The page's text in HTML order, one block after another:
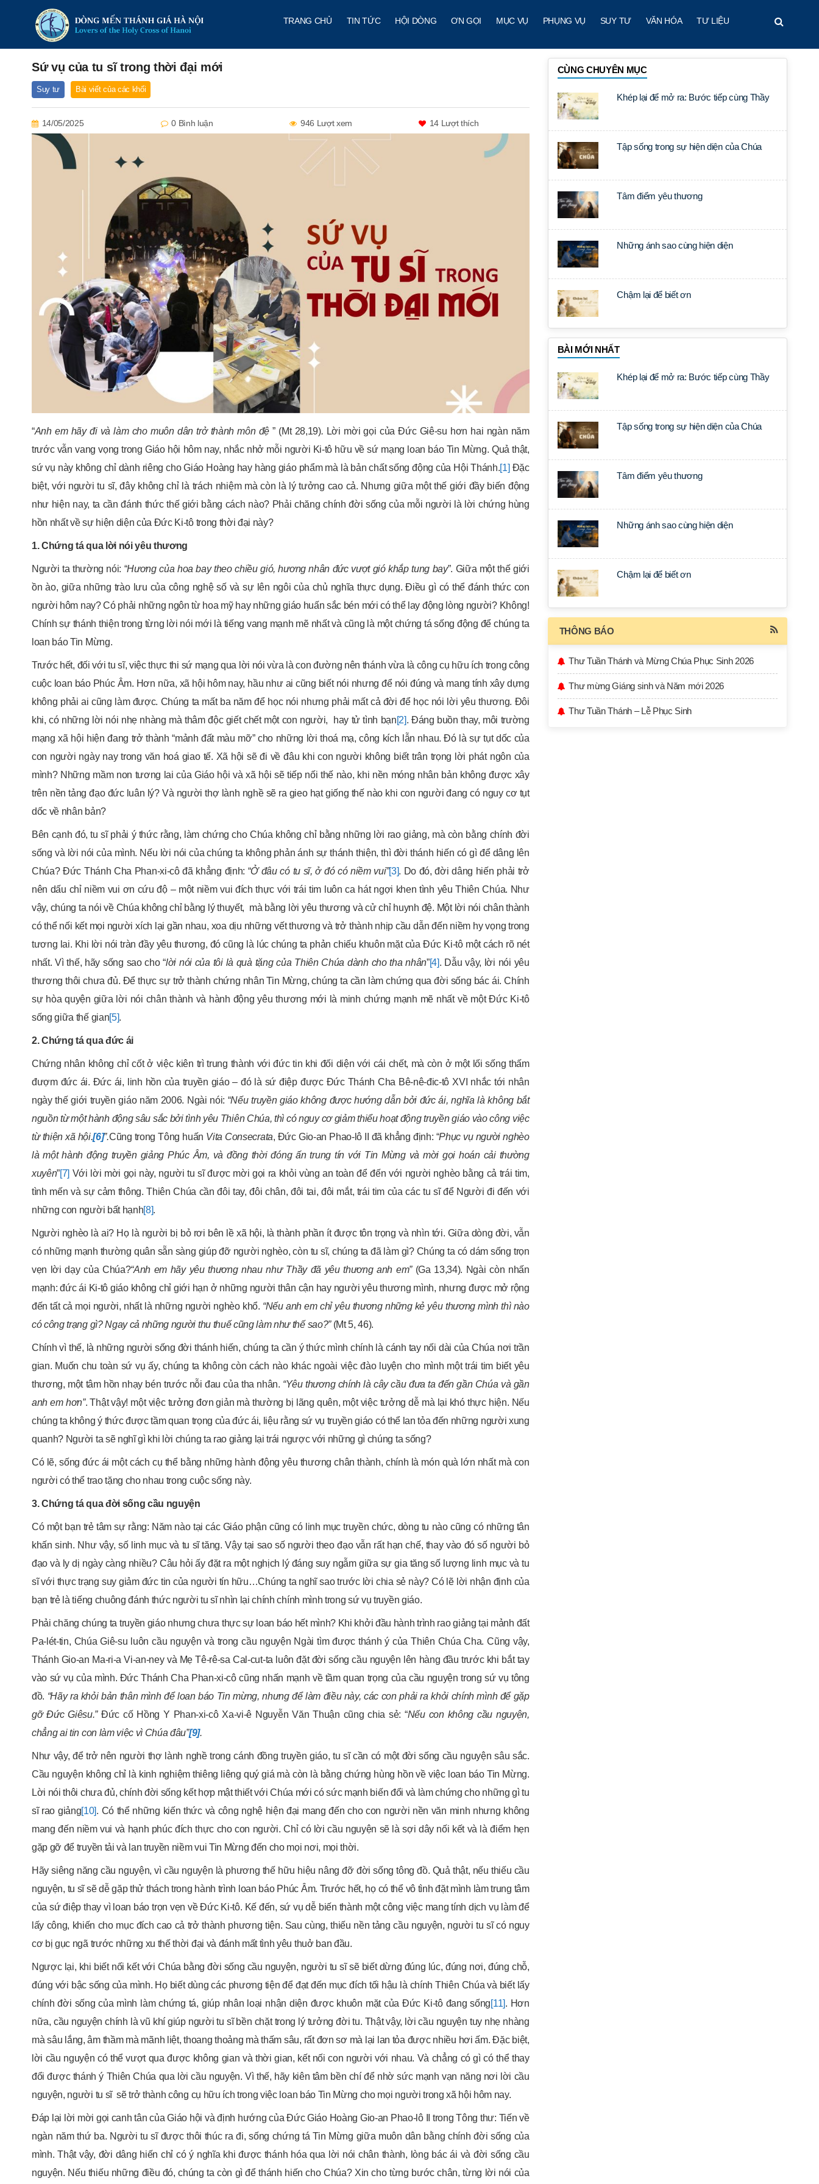
TRANG CHỦ TIN TỨC HỘI DÒNG ƠN GỌI MỤC VỤ PHỤNG VỤ SUY TƯ VĂN HÓA TƯ LIỆU
Sứ vụ của tu sĩ trong thời đại mới
Suy tư Bài viết của các khối
14/05/2025 0 Bình luận 946 Lượt xem 14 Lượt thích
“Anh em hãy đi và làm cho muôn dân trở thành môn đệ” (Mt 28,19). Lời mời gọi của Đức Giê-su hơn hai ngàn năm
trước vẫn vang vọng trong Giáo hội hôm nay, nhắc nhở mỗi người Ki-tô hữu về sứ mạng loan báo Tin Mừng. Quả thật,
sứ vụ này không chỉ dành riêng cho Giáo Hoàng hay hàng giáo phẩm mà là bản chất sống động của Hội Thánh.[1] Đặc
biệt, với người tu sĩ, đây không chỉ là trách nhiệm mà còn là lý tưởng cao cả. Nhưng giữa một thế giới đầy biến động
như hiện nay, ta cần đánh thức thế giới bằng cách nào? Phải chăng chính đời sống của mỗi người là lời chứng hùng
hồn nhất về sự hiện diện của Đức Ki-tô trong thời đại này?
1. Chứng tá qua lời nói yêu thương
Người ta thường nói: “Hương của hoa bay theo chiều gió, hương nhân đức vượt gió khắp tung bay”. Giữa một thế giới
ồn ào, giữa những trào lưu của công nghệ số và sự lên ngôi của chủ nghĩa thực dụng. Điều gì có thể đánh thức con
người hôm nay? Có phải những ngôn từ hoa mỹ hay những giáo huấn sắc bén mới có thể lay động lòng người? Không!
Chính sự thánh thiện trong từng lời nói mới là tiếng vang mạnh mẽ nhất và cũng là một chứng tá sống động để chúng ta
loan báo Tin Mừng.
Trước hết, đối với tu sĩ, việc thực thi sứ mạng qua lời nói vừa là con đường nên thánh vừa là công cụ hữu ích trong công
cuộc loan báo Phúc Âm. Hơn nữa, xã hội hôm nay, hầu như ai cũng biết nói nhưng để nói đúng và mang tính xây dựng
không phải ai cũng làm được. Chúng ta mất ba năm để học nói nhưng phải mất cả đời để học nói lời yêu thương. Đôi
khi, có những lời nói nhẹ nhàng mà thâm độc giết chết một con người, hay tử tình bạn[2]. Đáng buồn thay, môi trường
mạng xã hội hiện đang trở thành “mảnh đất màu mỡ” cho những lời thoá mạ, công kích lẫn nhau. Đó là sự tụt dốc của
con người ngày nay trong văn hoá giao tế. Xã hội sẽ đi về đâu khi con người không biết trân trọng lời phát ngôn của
mình? Những mầm non tương lai của Giáo hội và xã hội sẽ tiếp nối thế nào, khi nền móng nhân bản không được xây
trên nền tảng đạo đức luân lý? Và người thợ lành nghề sẽ ra gieo hạt giống thế nào khi con người đang có nguy cơ tụt
dốc về nhân bản?
Bên cạnh đó, tu sĩ phải ý thức rằng, làm chứng cho Chúa không chỉ bằng những lời rao giảng, mà còn bằng chính đời
sống và lời nói của mình. Nếu lời nói của chúng ta không phản ánh sự thánh thiện, thì đời thánh hiến có gì để dâng lên
Chúa? Đức Thánh Cha Phan-xi-cô đã khẳng định: “Ở đâu có tu sĩ, ở đó có niềm vui”[3]. Do đó, đời dâng hiến phải trở
nên dấu chỉ niềm vui ơn cứu độ – một niềm vui đích thực với trái tim luôn ca hát ngợi khen tình yêu Thiên Chúa. Như
vậy, chúng ta nói về Chúa không chỉ bằng lý thuyết, mà bằng lời yêu thương và cử chỉ huynh đệ. Một lời nói chân thành
có thể nối kết mọi người xích lại gần nhau, xoa dịu những vết thương và trở thành nhịp cầu dẫn đến niềm hy vọng trong
tương lai. Khi lời nói tràn đầy yêu thương, đó cũng là lúc chúng ta phản chiếu khuôn mặt của Đức Ki-tô một cách rõ nét
nhất. Vì thế, hãy sống sao cho “lời nói của tôi là quà tặng của Thiên Chúa dành cho tha nhân”[4]. Dẫu vậy, lời nói yêu
thương thôi chưa đủ. Để thực sự trở thành chứng nhân Tin Mừng, chúng ta cần làm chứng qua đời sống bác ái. Chính
sự hòa quyện giữa lời nói chân thành và hành động yêu thương mới là minh chứng mạnh mẽ nhất về một Đức Ki-tô
sống giữa thế gian[5].
2. Chứng tá qua đức ái
Chứng nhân không chỉ cốt ở việc kiên trì trung thành với đức tin khi đối diện với cái chết, mà còn ở một lối sống thấm
đượm đức ái. Đức ái, linh hồn của truyền giáo – đó là sứ điệp được Đức Thánh Cha Bê-nê-đic-tô XVI nhắc tới nhân
ngày thế giới truyền giáo năm 2006. Ngài nói: “Nếu truyền giáo không được hướng dẫn bởi đức ái, nghĩa là không bắt
nguồn từ một hành động sâu sắc bởi tình yêu Thiên Chúa, thì có nguy cơ giảm thiểu hoạt động truyền giáo vào công việc
từ thiện xã hội.[6]”.Cũng trong Tông huấn Vita Consecrata, Đức Gio-an Phao-lô II đã khẳng định: “Phục vụ người nghèo
là một hành động truyền giảng Phúc Âm, và đồng thời đóng ấn trung tín với Tin Mừng và mời gọi hoán cải thường
xuyên”[7] Với lời mời gọi này, người tu sĩ được mời gọi ra khỏi vùng an toàn để đến với người nghèo bằng cả trái tim,
tình mến và sự cảm thông. Thiên Chúa cần đôi tay, đôi chân, đôi tai, đôi mắt, trái tim của các tu sĩ để Người đi đến với
những con người bất hạnh[8].
Người nghèo là ai? Họ là người bị bỏ rơi bên lề xã hội, là thành phần ít được tôn trọng và nhìn tới. Giữa dòng đời, vẫn
có những mạnh thường quân sẵn sàng giúp đỡ người nghèo, còn tu sĩ, chúng ta đã làm gì? Chúng ta có dám sống trọn
vẹn lời dạy của Chúa?“Anh em hãy yêu thương nhau như Thầy đã yêu thương anh em” (Ga 13,34). Ngài còn nhấn
mạnh: đức ái Ki-tô giáo không chỉ giới hạn ở những người thân cận hay người yêu thương mình, nhưng được mở rộng
đến tất cả mọi người, nhất là những người nghèo khổ. “Nếu anh em chỉ yêu thương những kẻ yêu thương mình thì nào
có công trạng gì? Ngay cả những người thu thuế cũng làm như thế sao?”(Mt 5, 46).
Chính vì thế, là những người sống đời thánh hiến, chúng ta cần ý thức mình chính là cánh tay nối dài của Chúa nơi trần
gian. Muốn chu toàn sứ vụ ấy, chúng ta không còn cách nào khác ngoài việc đào luyện cho mình một trái tim biết yêu
thương, một tâm hồn nhạy bén trước nỗi đau của tha nhân. “Yêu thương chính là cây cầu đưa ta đến gần Chúa và gần
anh em hơn”. Thật vậy! một việc tưởng đơn giản mà thường bị lãng quên, một việc tưởng dễ mà lại khó thực hiện. Nếu
chúng ta không ý thức được tầm quan trọng của đức ái, liệu rằng sứ vụ truyền giáo có thể lan tỏa đến những người xung
quanh? Người ta sẽ nghĩ gì khi lời chúng ta rao giảng lại trái ngược với những gì chúng ta sống?
Có lẽ, sống đức ái một cách cụ thể bằng những hành động yêu thương chân thành, chính là món quà lớn nhất mà con
người có thể trao tặng cho nhau trong cuộc sống này.
3. Chứng tá qua đời sống cầu nguyện
Có một bạn trẻ tâm sự rằng: Năm nào tại các Giáo phận cũng có linh mục truyền chức, dòng tu nào cũng có những tân
khấn sinh. Như vậy, số linh mục và tu sĩ tăng. Vậy tại sao số người theo đạo vẫn rất hạn chế, thay vào đó số người bỏ
đạo và ly dị ngày càng nhiều? Câu hỏi ấy đặt ra một nghịch lý đáng suy ngẫm giữa sự gia tăng số lượng linh mục và tu
sĩ với thực trạng suy giảm đức tin của người tín hữu…Chúng ta nghĩ sao trước lời chia sẻ này? Có lẽ lời nhận định của
bạn trẻ là tiếng chuông đánh thức người tu sĩ nhìn lại chính chính mình trong sứ vụ truyền giáo.
Phải chăng chúng ta truyền giáo nhưng chưa thực sự loan báo hết mình? Khi khởi đầu hành trình rao giảng tại mảnh đất
Pa-lét-tin, Chúa Giê-su luôn cầu nguyện và trong cầu nguyện Ngài tìm được thánh ý của Thiên Chúa Cha. Cũng vậy,
Thánh Gio-an Ma-ri-a Vi-an-ney và Mẹ Tê-rê-sa Cal-cut-ta luôn đặt đời sống cầu nguyện lên hàng đầu trước khi bắt tay
vào sứ vụ của mình. Đức Thánh Cha Phan-xi-cô cũng nhấn mạnh về tầm quan trọng của cầu nguyện trong sứ vụ tông
đồ. “Hãy ra khỏi bản thân mình để loan báo Tin mừng, nhưng để làm điều này, các con phải ra khỏi chính mình để gặp
gỡ Đức Giêsu.”Đức cố Hồng Y Phan-xi-cô Xa-vi-ê Nguyễn Văn Thuận cũng chia sẻ: “Nếu con không cầu nguyện,
chẳng ai tin con làm việc vì Chúa đâu”[9].
Như vậy, để trở nên người thợ lành nghề trong cánh đồng truyền giáo, tu sĩ cần có một đời sống cầu nguyện sâu sắc.
Cầu nguyện không chỉ là kinh nghiệm thiêng liêng quý giá mà còn là bằng chứng hùng hồn về việc loan báo Tin Mừng.
Lời nói thôi chưa đủ, chính đời sống kết hợp mật thiết với Chúa mới có sức mạnh biến đổi và làm chứng cho những gì tu
sĩ rao giảng[10]. Có thể những kiến thức và công nghệ hiện đại mang đến cho con người nền văn minh nhưng không
mang đến niềm vui và hạnh phúc đích thực cho con người. Chỉ có lời cầu nguyện sẽ là sợi dây nối kết và là điểm hẹn
gặp gỡ để truyền tải và lan truyền niềm vui Tin Mừng đến cho mọi nơi, mọi thời.
Hãy siêng năng cầu nguyện, vì cầu nguyện là phương thế hữu hiệu nâng đỡ đời sống tông đồ. Quả thật, nếu thiếu cầu
nguyện, tu sĩ sẽ dễ gặp thử thách trong hành trình loan báo Phúc Âm. Trước hết, họ có thể vô tình đặt mình làm trung tâm
của sứ điệp thay vì loan báo trọn vẹn về Đức Ki-tô. Kế đến, sứ vụ dễ biến thành một công việc mang tính dịch vụ làm để
lấy công, khiến cho mục đích cao cả trở thành phương tiện. Sau cùng, thiếu nền tảng cầu nguyện, người tu sĩ có nguy
cơ bị gục ngã trước những xu thế thời đại và đánh mất tình yêu thuở ban đầu.
Ngược lại, khi biết nối kết với Chúa bằng đời sống cầu nguyện, người tu sĩ sẽ biết dừng đúng lúc, đúng nơi, đúng chỗ,
đúng với bậc sống của mình. Họ biết dùng các phương tiện để đạt đến mục đích tối hậu là chính Thiên Chúa và biết lấy
chính đời sống của mình làm chứng tá, giúp nhân loại nhận diện được khuôn mặt của Đức Ki-tô đang sống[11]. Hơn
nữa, cầu nguyện chính là vũ khí giúp người tu sĩ bền chặt trong lý tưởng đời tu. Thật vậy, lời cầu nguyện tuy nhẹ nhàng
mà sâu lắng, âm thầm mà mãnh liệt, thoang thoảng mà thấm sâu, rất đơn sơ mà lại lan tỏa được nhiều hơi ấm. Đặc biệt,
lời cầu nguyện có thể vượt qua được không gian và thời gian, kết nối con người với nhau. Và chẳng có gì có thể thay
đổi được thánh ý Thiên Chúa qua lời cầu nguyện. Vì thế, hãy kiên tâm bền chí để nhờ sức mạnh vạn năng nơi lời cầu
nguyện, người tu sĩ sẽ trở thành công cụ hữu ích trong việc loan báo Tin Mừng cho mọi người trong xã hội hôm nay.
Đáp lại lời mời gọi canh tân của Giáo hội và định hướng của Đức Giáo Hoàng Gio-an Phao-lô II trong Tông thư: Tiến về
ngàn năm thứ ba. Người tu sĩ được thôi thúc ra đi, sống chứng tá Tin Mừng giữa muôn dân bằng chính đời sống của
mình. Thật vậy, đời dâng hiến chỉ có ý nghĩa khi được thánh hóa qua lời nói chân thành, lòng bác ái và đời sống cầu
nguyện. Nếu thiếu những điều đó, chúng ta còn gì để thánh hiến cho Chúa? Xin cho từng bước chân, từng lời nói của
CÙNG CHUYÊN MỤC
Khép lại để mở ra: Bước tiếp cùng Thầy
Tập sống trong sự hiện diện của Chúa
Tâm điểm yêu thương
Những ánh sao cùng hiện diện
Chậm lại để biết ơn
BÀI MỚI NHẤT
Khép lại để mở ra: Bước tiếp cùng Thầy
Tập sống trong sự hiện diện của Chúa
Tâm điểm yêu thương
Những ánh sao cùng hiện diện
Chậm lại để biết ơn
THÔNG BÁO
Thư Tuần Thánh và Mừng Chúa Phục Sinh 2026
Thư mừng Giáng sinh và Năm mới 2026
Thư Tuần Thánh – Lễ Phục Sinh